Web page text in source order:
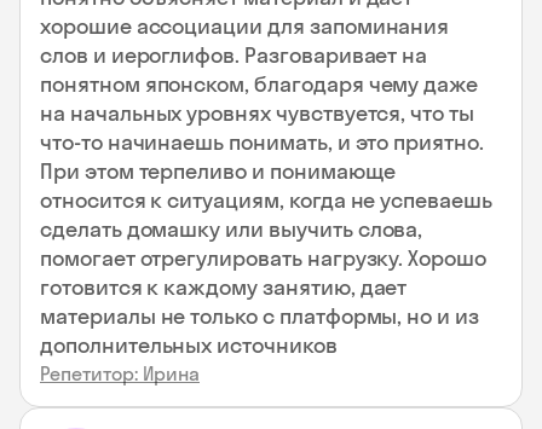
хорошие ассоциации для запоминания
слов и иероглифов. Разговаривает на
понятном японском, благодаря чему даже
на начальных уровнях чувствуется, что ты
что-то начинаешь понимать, и это приятно.
При этом терпеливо и понимающе
относится к ситуациям, когда не успеваешь
сделать домашку или выучить слова,
помогает отрегулировать нагрузку. Хорошо
готовится к каждому занятию, дает
материалы не только с платформы, но и из
дополнительных источников
Репетитор: Ирина